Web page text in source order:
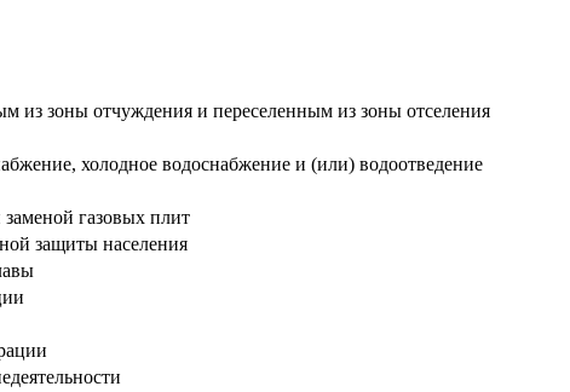
из зоны отчуждения и переселенным из зоны отселения
холодное водоснабжение и (или) водоотведение
газовых плит
защиты населения